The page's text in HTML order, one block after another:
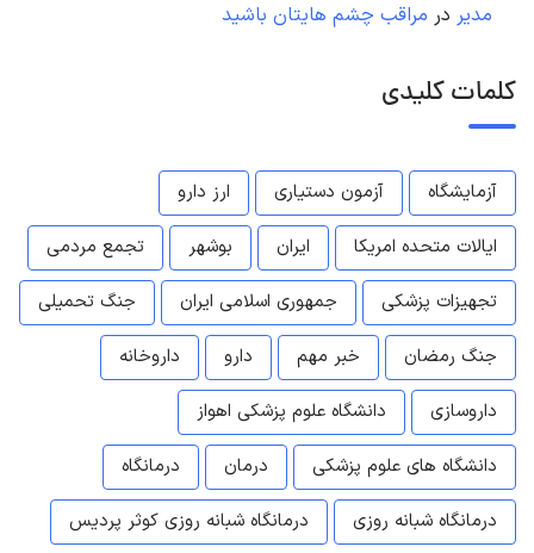
مدیر در مراقب چشم هایتان باشید
کلمات کلیدی
آزمایشگاه آزمون دستیاری
ارز دارو
ایالات متحده امریکا
ایران بوشهر
تجمع مردمی
تجهیزات پزشکی
جمهوری اسلامی ایران
جنگ تحمیلی
جنگ رمضان
خبر مهم دارو
داروخانه
داروسازی
دانشگاه علوم پزشکی اهواز
دانشگاه های علوم پزشکی
درمان
درمانگاه
درمانگاه شبانه روزی
درمانگاه شبانه روزی کوثر پردیس